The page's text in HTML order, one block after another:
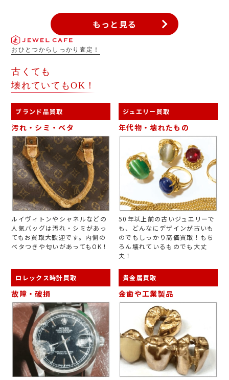
もっと見る
おひとつからしっかり査定！
古くても
壊れていてもOK！
ブランド品買取
汚れ・シミ・ベタ
ルイヴィトンやシャネルなどの
人気バッグは汚れ・シミがあっ
てもお買取大歓迎です。内側の
ベタつきや匂いがあってもOK！
ジュエリー買取
年代物・壊れたもの
50年以上前の古いジュエリーで
も、どんなにデザインが古いも
のでもしっかり高価買取！もち
ろん壊れているものでも大丈
夫！
ロレックス時計買取
故障・破損
貴金属買取
金歯や工業製品